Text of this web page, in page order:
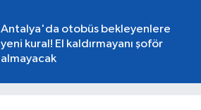
Antalya'da otobüs bekleyenlere
yeni kural! El kaldırmayanı şoför
almayacak